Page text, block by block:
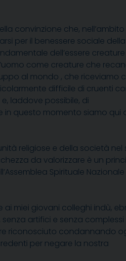
convinzione che, nell’ambito
per il benessere sociale della
dell’essere
come creature che
al mondo , che riceviamo
difficile di cruenti
laddove possibile, di
in questo momento siamo qui
religiose e della società nel
da valorizzare è un
Spirituale Nazionale
ai miei giovani colleghi indù,
artifici e senza
riconosciuto condannando
per negare la nostra